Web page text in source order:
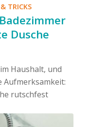
TRICKS
Dusche
Haushalt, und
Aufmerksamkeit:
rutschfest